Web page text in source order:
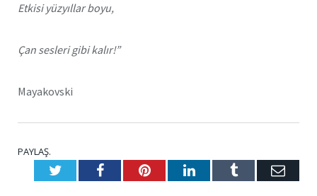
Etkisi yüzyıllar boyu,
Çan sesleri gibi kalır!”
Mayakovski
PAYLAŞ.
TwitterFacebookPinterestLinkedInTumblr E-